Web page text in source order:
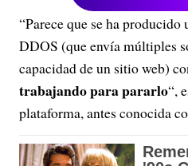
“Parece que se ha producido
DDOS (que envía múltiples
capacidad de un sitio web)
trabajando para pararlo“,
plataforma, antes conocida